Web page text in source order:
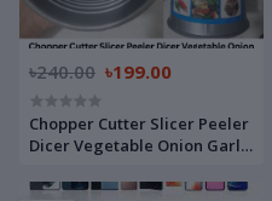
৳240.00 ৳199.00
Chopper Cutter Slicer Peeler
Dicer Vegetable Onion Garlic